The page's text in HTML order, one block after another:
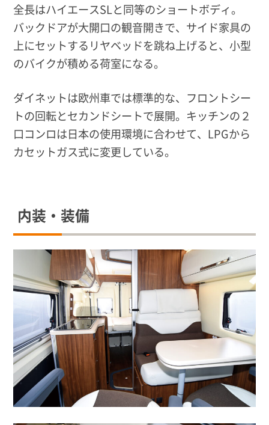
全長はハイエースSLと同等のショートボディ。
バックドアが大開口の観音開きで、サイド家具の
上にセットするリヤベッドを跳ね上げると、小型
のバイクが積める荷室になる。
ダイネットは欧州車では標準的な、フロントシー
トの回転とセカンドシートで展開。キッチンの２
口コンロは日本の使用環境に合わせて、LPGから
カセットガス式に変更している。
内装・装備